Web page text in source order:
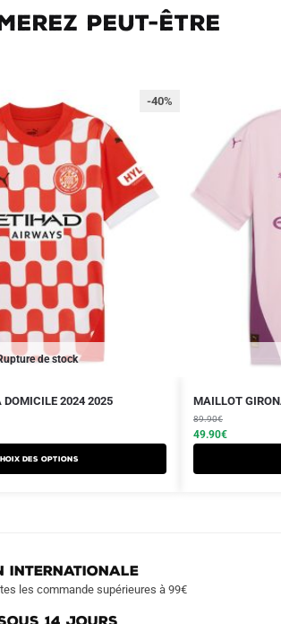
peut-être
de stock
-40%
2024 2025
des options
MAILLOT
89.90€
Le
prix
initial
était :
49.90€
Le
prix
actuel
est :
Ce
produit
a
INTERNATIONALE
les commande supérieures à 99€